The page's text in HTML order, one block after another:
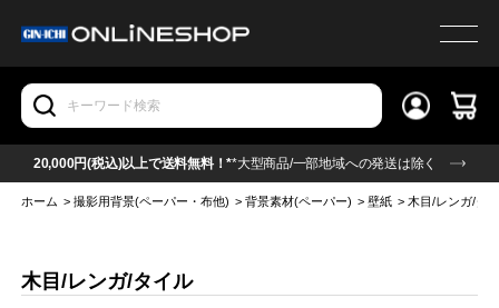
20,000円(税込)以上で送料無料！**大型商品/一部地域への発送は除く
ホーム >撮影用背景(ペーパー・布他) >背景素材(ペーパー) >壁紙 >木目/レンガ/タ
木目/レンガ/タイル